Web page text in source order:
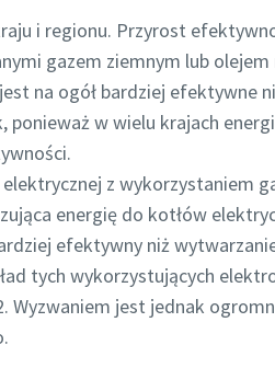
i regionu. Przyrost
gazem ziemnym lub
na ogół bardziej efektywne
ponieważ w wielu krajach
z wykorzystaniem
energię do kotłów
efektywny niż
tych wykorzystujących
Wyzwaniem jest jednak